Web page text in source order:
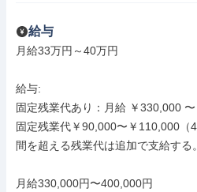
給与
月給33万円～40万円
給与:
固定残業代あり：月給 ￥330,000
固定残業代￥90,000〜￥110,000（
間を超える残業代は追加で支給する。
月給330,000円〜400,000円